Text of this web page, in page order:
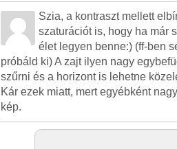
Szia, a kontraszt mellett
szaturációt is, hogy ha már
élet legyen benne:) (ff-ben
próbáld ki) A zajt ilyen nagy
szűrni és a horizont is lehetne
Kár ezek miatt, mert egyébként
kép.